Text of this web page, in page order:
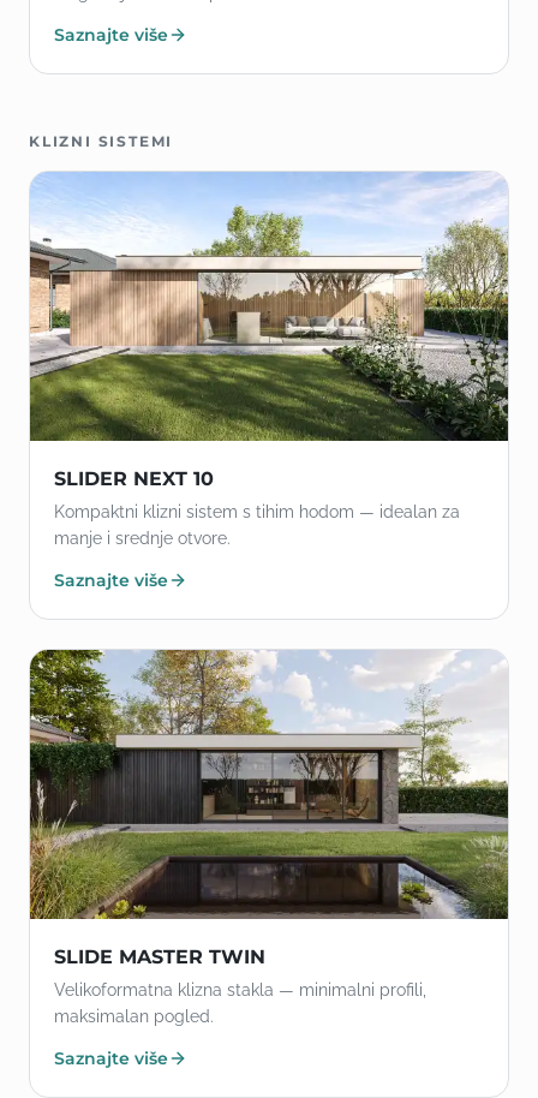
Saznajte više
KLIZNI SISTEMI
SLIDER NEXT 10
Kompaktni klizni sistem s tihim hodom — idealan za
manje i srednje otvore.
Saznajte više
SLIDE MASTER TWIN
Velikoformatna klizna stakla — minimalni profili,
maksimalan pogled.
Saznajte više